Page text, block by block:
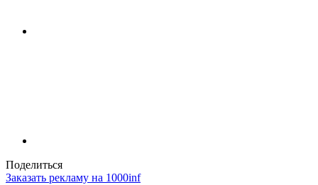
Поделиться
Заказать рекламу на 1000inf